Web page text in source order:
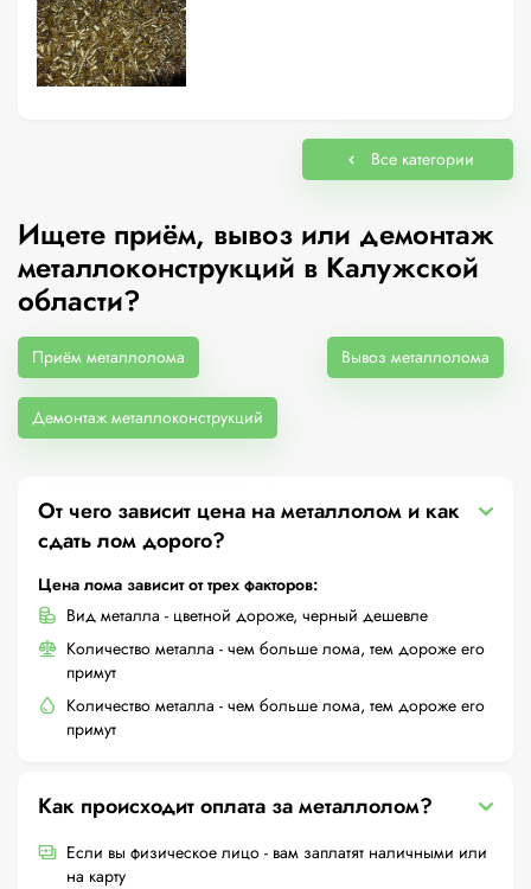
Все категории
Ищете приём, вывоз или демонтаж
металлоконструкций в Калужской
области?
Приём металлолома Вывоз металлолома
Демонтаж металлоконструкций
От чего зависит цена на металлолом и как
сдать лом дорого?
Цена лома зависит от трех факторов:
Вид металла - цветной дороже, черный дешевле
Количество металла - чем больше лома, тем дороже его
примут
Количество металла - чем больше лома, тем дороже его
примут
Как происходит оплата за металлолом?
Если вы физическое лицо - вам заплатят наличными или
на карту